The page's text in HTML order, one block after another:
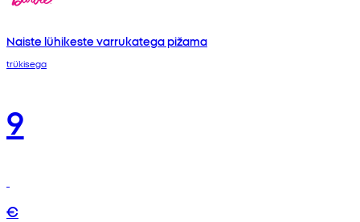
Naiste lühikeste varrukatega pižama
trükisega
9
€